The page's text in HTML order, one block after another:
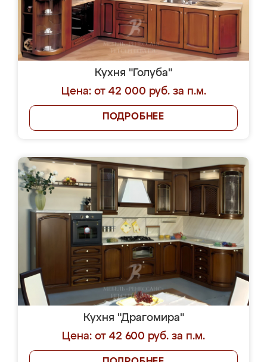
Кухня "Голуба"
Цена: от 42 000 руб. за п.м.
ПОДРОБНЕЕ
Кухня "Драгомира"
Цена: от 42 600 руб. за п.м.